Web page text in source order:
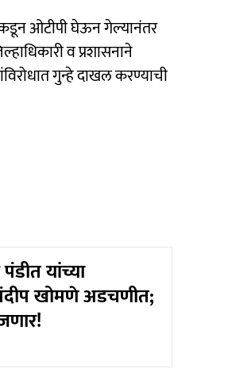
ओटीपी घेऊन गेल्यानंतर
व प्रशासनाने
गुन्हे दाखल करण्याची
यांच्या
खोमणे अडचणीत;